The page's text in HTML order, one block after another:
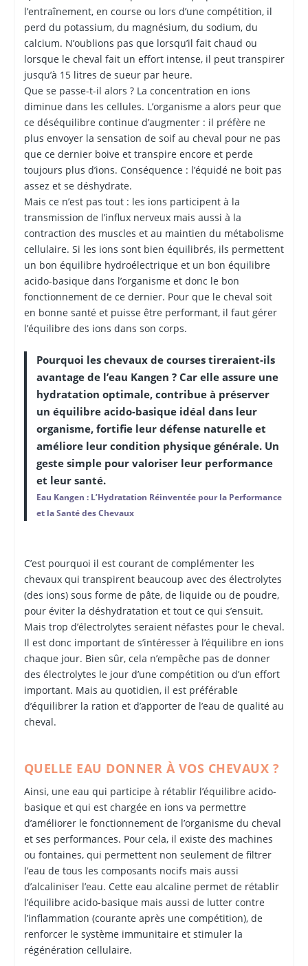
l’entraînement, en course ou lors d’une compétition, il
perd du potassium, du magnésium, du sodium, du
calcium. N’oublions pas que lorsqu’il fait chaud ou
lorsque le cheval fait un effort intense, il peut transpirer
jusqu’à 15 litres de sueur par heure.
Que se passe-t-il alors ? La concentration en ions
diminue dans les cellules. L’organisme a alors peur que
ce déséquilibre continue d’augmenter : il préfère ne
plus envoyer la sensation de soif au cheval pour ne pas
que ce dernier boive et transpire encore et perde
toujours plus d’ions. Conséquence : l’équidé ne boit pas
assez et se déshydrate.
Mais ce n’est pas tout : les ions participent à la
transmission de l’influx nerveux mais aussi à la
contraction des muscles et au maintien du métabolisme
cellulaire. Si les ions sont bien équilibrés, ils permettent
un bon équilibre hydroélectrique et un bon équilibre
acido-basique dans l’organisme et donc le bon
fonctionnement de ce dernier. Pour que le cheval soit
en bonne santé et puisse être performant, il faut gérer
l’équilibre des ions dans son corps.
Pourquoi les chevaux de courses tireraient-ils
avantage de l’eau Kangen ? Car elle assure une
hydratation optimale, contribue à préserver
un équilibre acido-basique idéal dans leur
organisme, fortifie leur défense naturelle et
améliore leur condition physique générale. Un
geste simple pour valoriser leur performance
et leur santé.
Eau Kangen : L’Hydratation Réinventée pour la Performance
et la Santé des Chevaux
C’est pourquoi il est courant de complémenter les
chevaux qui transpirent beaucoup avec des électrolytes
(des ions) sous forme de pâte, de liquide ou de poudre,
pour éviter la déshydratation et tout ce qui s’ensuit.
Mais trop d’électrolytes seraient néfastes pour le cheval.
Il est donc important de s’intéresser à l’équilibre en ions
chaque jour. Bien sûr, cela n’empêche pas de donner
des électrolytes le jour d’une compétition ou d’un effort
important. Mais au quotidien, il est préférable
d’équilibrer la ration et d’apporter de l’eau de qualité au
cheval.
QUELLE EAU DONNER À VOS CHEVAUX ?
Ainsi, une eau qui participe à rétablir l’équilibre acido-
basique et qui est chargée en ions va permettre
d’améliorer le fonctionnement de l’organisme du cheval
et ses performances. Pour cela, il existe des machines
ou fontaines, qui permettent non seulement de filtrer
l’eau de tous les composants nocifs mais aussi
d’alcaliniser l’eau. Cette eau alcaline permet de rétablir
l’équilibre acido-basique mais aussi de lutter contre
l’inflammation (courante après une compétition), de
renforcer le système immunitaire et stimuler la
régénération cellulaire.